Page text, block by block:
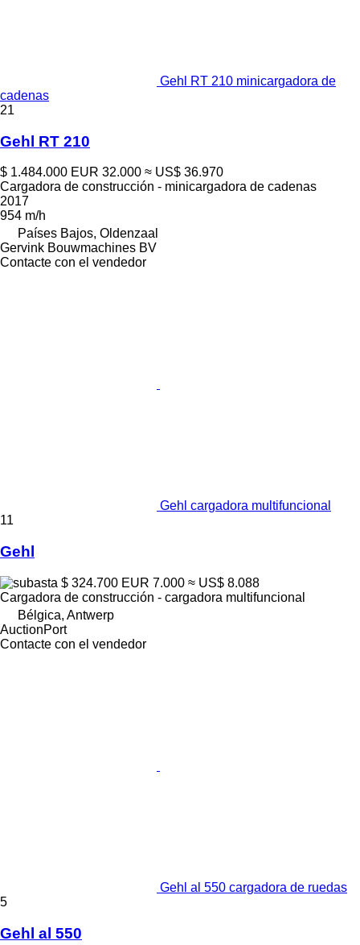
Gehl RT 210 minicargadora de
cadenas
21
Gehl RT 210
$ 1.484.000 EUR 32.000 ≈ US$ 36.970
Cargadora de construcción - minicargadora de cadenas
2017
954 m/h
Países Bajos, Oldenzaal
Gervink Bouwmachines BV
Contacte con el vendedor
Gehl cargadora multifuncional
11
Gehl
$ 324.700 EUR 7.000 ≈ US$ 8.088
Cargadora de construcción - cargadora multifuncional
Bélgica, Antwerp
AuctionPort
Contacte con el vendedor
Gehl al 550 cargadora de ruedas
5
Gehl al 550